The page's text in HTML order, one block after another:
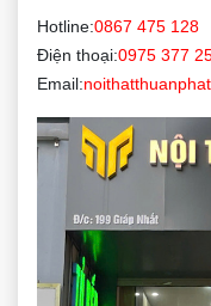
Hotline:0867 475 128
Điện thoại:0975 377
Email: